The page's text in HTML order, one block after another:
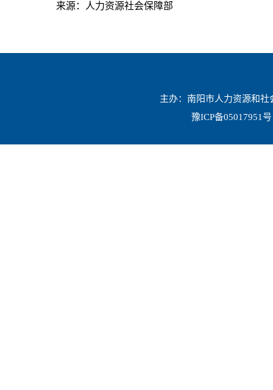
来源：人力资源社会保障部
主办：南阳市人力资源和
豫ICP备05017951号